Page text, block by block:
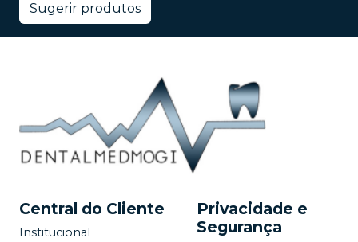
Sugerir produtos
Central do Cliente
Institucional
Privacidade e
Segurança